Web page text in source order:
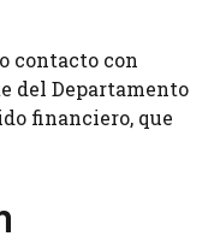
contacto con
del Departamento
financiero, que